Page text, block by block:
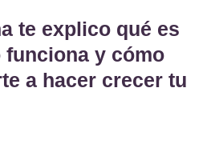
te explico qué es
funciona y cómo
a hacer crecer tu